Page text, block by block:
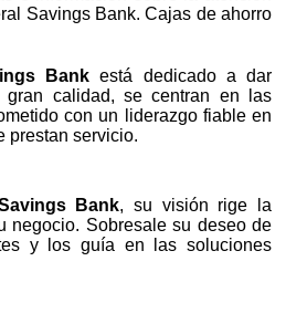
Savings Bank. Cajas de ahorro
Bank está dedicado a dar
gran calidad, se centran en las
con un liderazgo fiable en
prestan servicio.
Bank, su visión rige la
negocio. Sobresale su deseo de
y los guía en las soluciones